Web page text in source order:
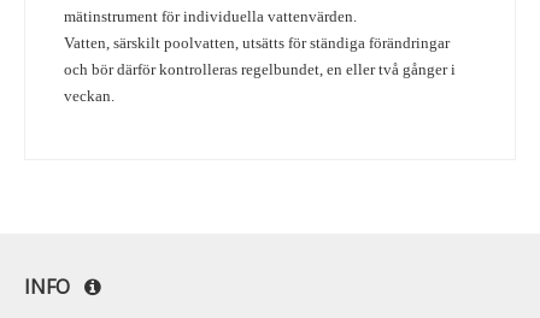
mätinstrument för individuella vattenvärden.
Vatten, särskilt poolvatten, utsätts för ständiga förändringar
och bör därför kontrolleras regelbundet, en eller två gånger i
veckan.
INFO